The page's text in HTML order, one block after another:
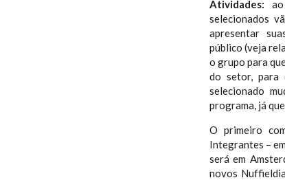
Atividades:
selecionados
apresentar
público (veja
o grupo para
do setor, para
selecionado
programa, já
O primeiro
Integrantes –
será em
novos